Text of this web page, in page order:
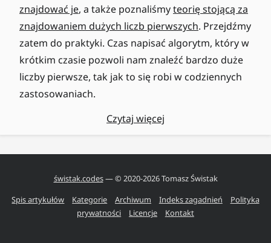
znajdować je, a także poznaliśmyteorię stojącą za
znajdowaniem dużych liczb pierwszych. Przejdźmy
zatem do praktyki. Czas napisać algorytm, który w
krótkim czasie pozwoli nam znaleźć bardzo duże
liczby pierwsze, tak jak to się robi w codziennych
zastosowaniach.
Czytaj więcej
świstak.codes— © 2020-2026Tomasz Świstak
Spis artykułów
Kategorie Archiwum Indeks zagadnień
Polityka
prywatności
Licencje Kontakt